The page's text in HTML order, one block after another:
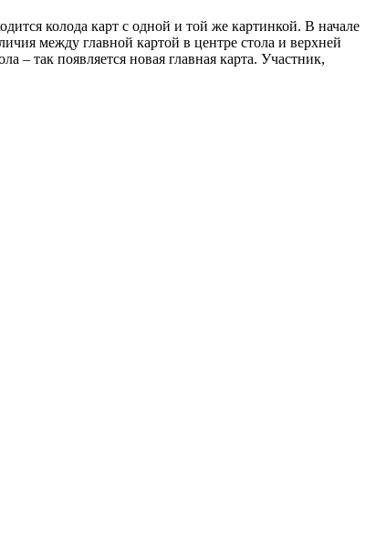
колода карт с одной и той же картинкой. В начале
между главной картой в центре стола и верхней
– так появляется новая главная карта. Участник,